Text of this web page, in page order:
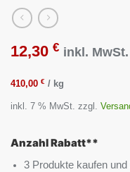
12,30 € inkl. MwSt.
410,00 € / kg
inkl. 7 % MwSt. zzgl.
Anzahl Rabatt**
3 Produkte kaufen